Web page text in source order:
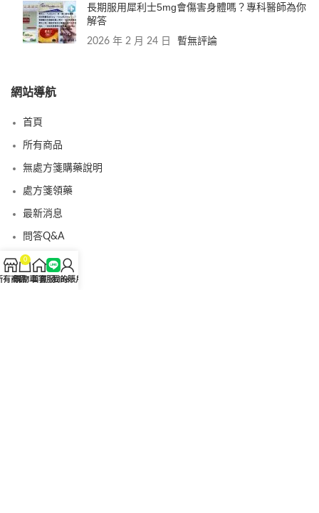
長期服用犀利士5mg會傷害身體嗎？專科醫師為你
解答
2026 年 2 月 24 日 暫無評論
網站導航
首頁
所有商品
無處方箋購藥說明
處方箋領藥
最新消息
問答Q&A
認識我們
聯絡我們
有商品
0
購物車首頁客服Line
我的賬戶